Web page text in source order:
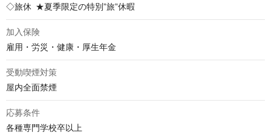
◇旅休 ★夏季限定の特別”旅”休暇
加入保険
雇用・労災・健康・厚生年金
受動喫煙対策
屋内全面禁煙
応募条件
各種専門学校卒以上